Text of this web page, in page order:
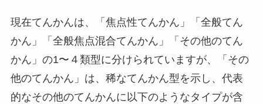
現在てんかんは、「焦点性てんかん」「全般てん
かん」「全般焦点混合てんかん」「その他のてん
かん」の1〜４類型に分けられていますが、「その
他のてんかん」は、稀なてんかん型を示し、代表
的なその他のてんかんに以下のようなタイプが含